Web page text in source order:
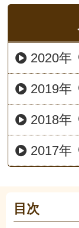
2020年
2019年
2018年
2017年
目次